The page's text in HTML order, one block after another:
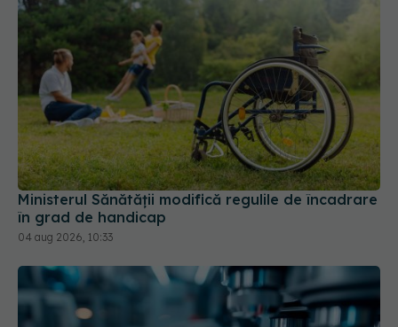
Ministerul Sănătății modifică regulile de încadrare
în grad de handicap
04 aug 2026, 10:33